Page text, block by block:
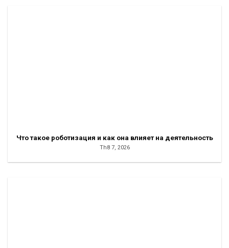
Что такое роботизация и как она влияет на деятельность
Th8 7, 2026